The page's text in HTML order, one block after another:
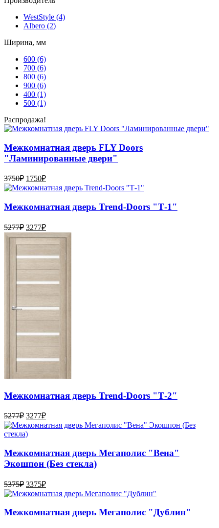
WestStyle (4)
Albero (2)
Ширина, мм
600 (6)
700 (6)
800 (6)
900 (6)
400 (1)
500 (1)
Распродажа!
Межкомнатная дверь FLY Doors
"Ламинированные двери"
3750₽ 1750₽
Межкомнатная дверь Trend-Doоrs "Т-1"
5277₽ 3277₽
Межкомнатная дверь Trend-Doоrs "Т-2"
5277₽ 3277₽
Межкомнатная дверь Мегаполис "Вена"
Экошпон (Без стекла)
5375₽ 3375₽
Межкомнатная дверь Мегаполис "Дублин"